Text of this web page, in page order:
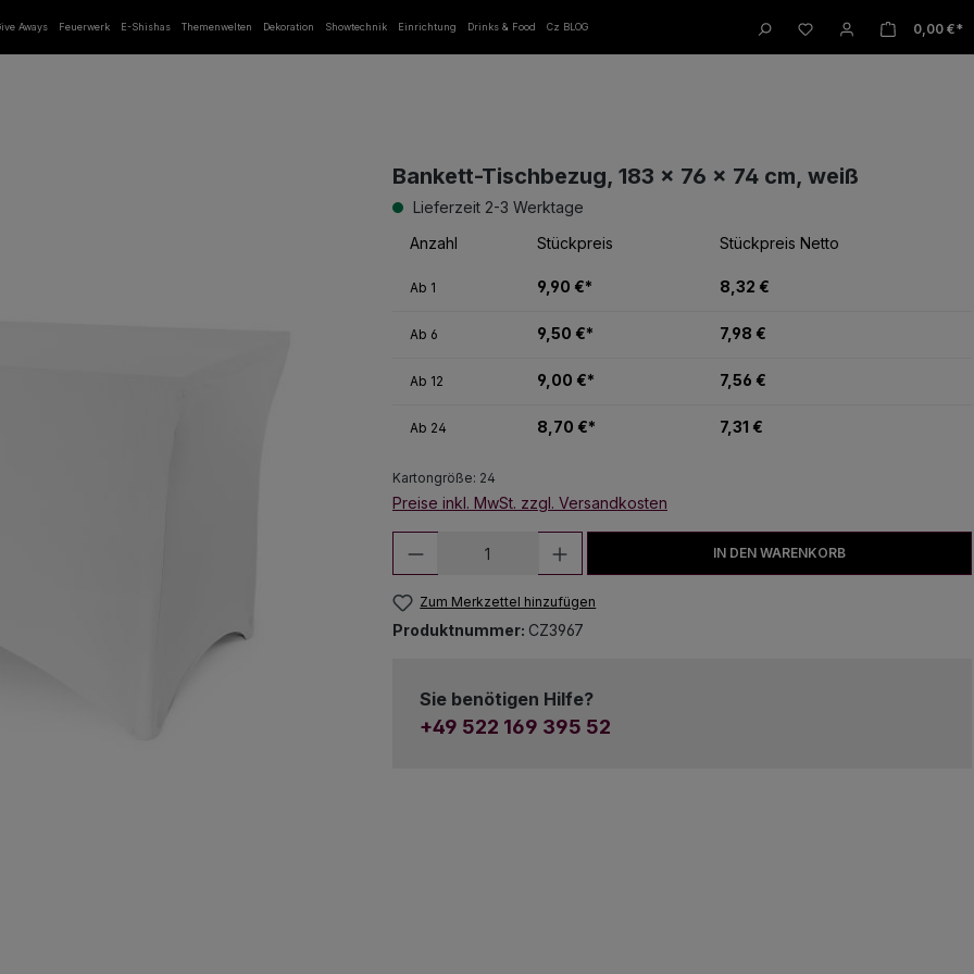
Aways Feuerwerk E-Shishas Themenwelten Dekoration Showtechnik Einrichtung Drinks & Food Cz BLOG 0,00 €*
Bankett-Tischbezug, 183 x 76 x 74 cm, weiß
Lieferzeit 2-3 Werktage
Anzahl
Stückpreis Stückpreis Netto
Ab 1 9,90 €* 8,32 €
Ab 6 9,50 €* 7,98 €
Ab 12 9,00 €* 7,56 €
Ab 24 8,70 €* 7,31 €
Kartongröße: 24
Preise inkl. MwSt. zzgl. Versandkosten
Produkt Anzahl: Gib den gewünschten Wert
IN DEN WARENKORB
Zum Merkzettel hinzufügen
Produktnummer: CZ3967
Sie benötigen Hilfe?
+49 522 169 395 52